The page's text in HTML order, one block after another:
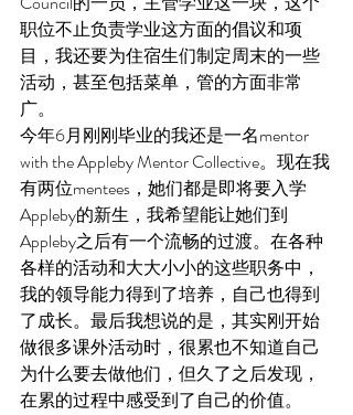
职位不止负责学业这方面的倡议和项
目，我还要为住宿生们制定周末的一些
活动，甚至包括菜单，管的方面非常
广。
今年6月刚刚毕业的我还是一名mentor
with the Appleby Mentor Collective。现在我
有两位mentees，她们都是即将要入学
Appleby的新生，我希望能让她们到
Appleby之后有一个流畅的过渡。在各种
各样的活动和大大小小的这些职务中，
我的领导能力得到了培养，自己也得到
了成长。最后我想说的是，其实刚开始
做很多课外活动时，很累也不知道自己
为什么要去做他们，但久了之后发现，
在累的过程中感受到了自己的价值。